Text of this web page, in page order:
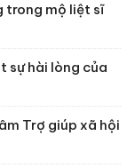
trong mộ liệt sĩ
sự hài lòng của
Trợ giúp xã hội